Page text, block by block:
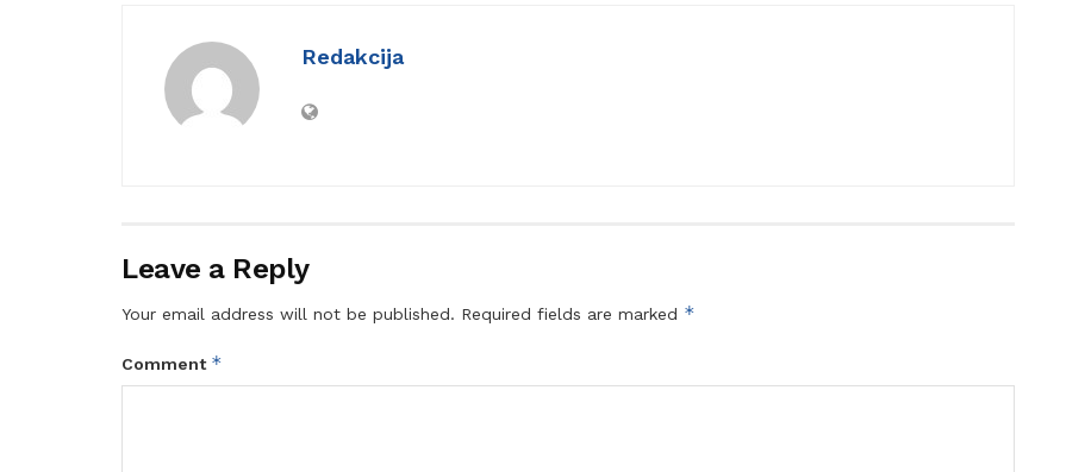
Redakcija
Leave a Reply
Your email address will not be published. Required fields are marked *
Comment *